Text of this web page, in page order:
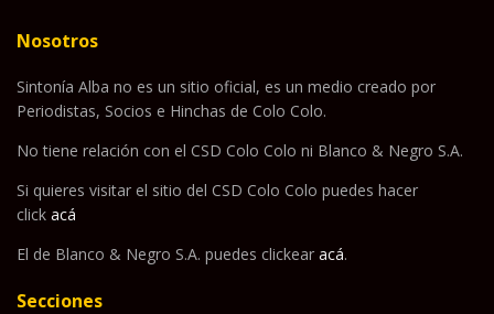
Nosotros
Sintonía Alba no es un sitio oficial, es un medio creado por
Periodistas, Socios e Hinchas de Colo Colo.
No tiene relación con el CSD Colo Colo ni Blanco & Negro S.A.
Si quieres visitar el sitio del CSD Colo Colo puedes hacer
click acá
El de Blanco & Negro S.A. puedes clickear acá.
Secciones